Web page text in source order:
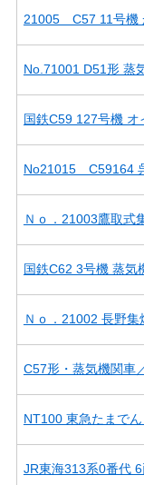
21005 C57 11号機
No.71001 D51形 蒸
国鉄C59 127号機
No21015 C59164
Ｎｏ．21003鷹取式
国鉄C62 3号機 蒸気
Ｎｏ．21002 長野集
C57形・蒸気機関車
NT100 東急たまで
JR東海313系0番代 6